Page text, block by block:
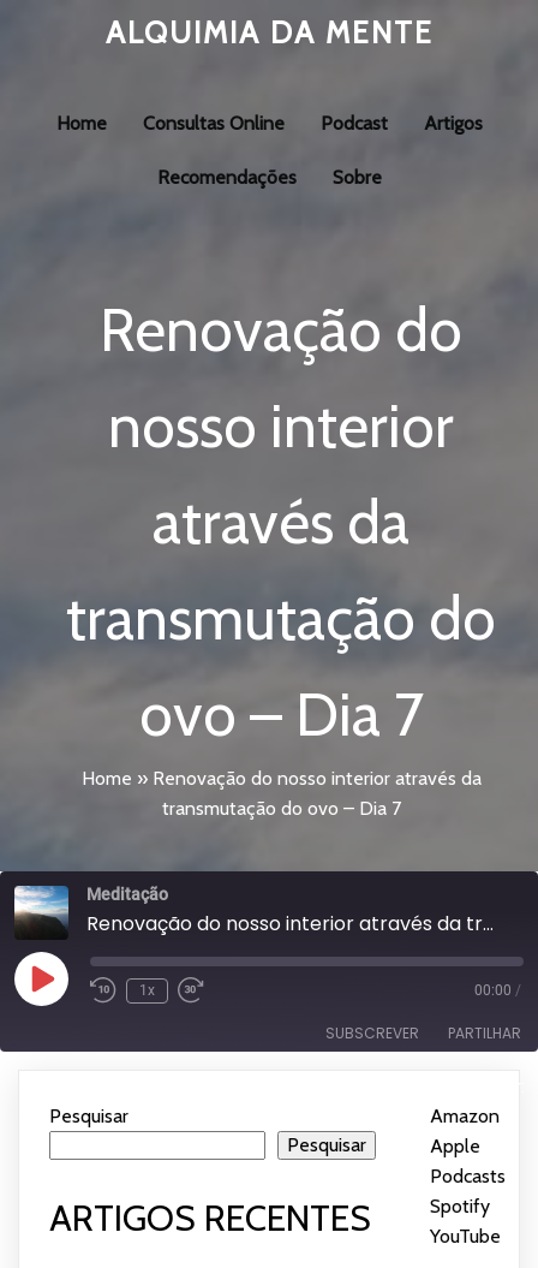
ALQUIMIA DA MENTE
Home Consultas Online Podcast Artigos
Recomendações Sobre
Renovação do
nosso interior
através da
transmutação do
ovo – Dia 7
Home » Renovação do nosso interior através da
transmutação do ovo – Dia 7
Meditação
Renovação do nosso interior através da transmutação do ovo - Dia 7
Reproduzir
episódio
1x 00:00 /
SUBSCREVER PARTILHAR
YouTube
INCORPORAR
Amazon
Apple
Podcasts
Spotify
YouTube
Pesquisar
Pesquisar
ARTIGOS RECENTES